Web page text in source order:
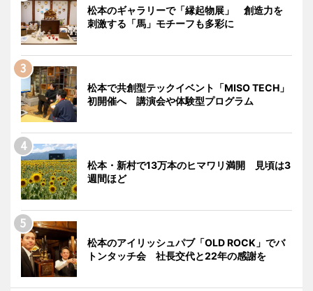
松本のギャラリーで「縁起物展」 創造力を
刺激する「馬」モチーフも多彩に
松本で共創型テックイベント「MISO TECH」
初開催へ 講演会や体験型プログラム
松本・新村で13万本のヒマワリ満開 見頃は3
週間ほど
松本のアイリッシュパブ「OLD ROCK」でバ
トンタッチ会 社長交代と22年の感謝を